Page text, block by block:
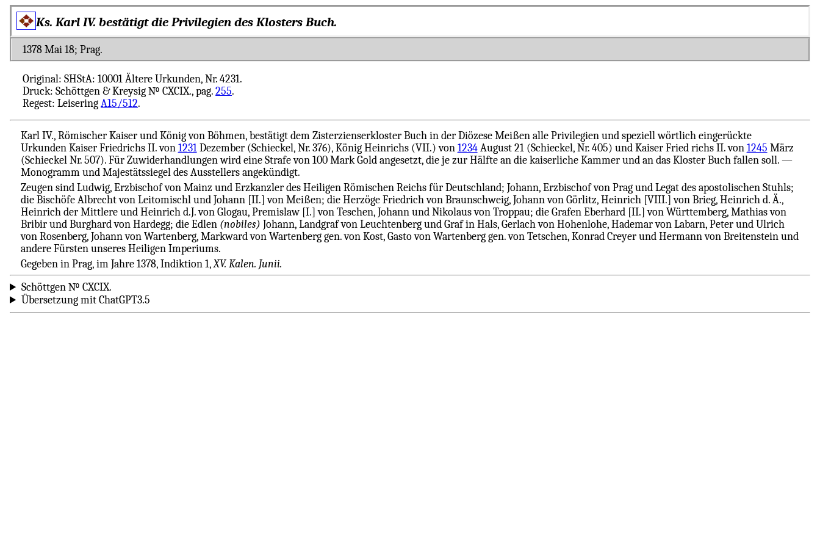
Ks. Karl IV. bestätigt die Privilegien des Klosters Buch.
1378 Mai 18; Prag.
Original: SHStA: 10001 Ältere Urkunden, Nr. 4231.
Druck: Schöttgen & Kreysig № CXCIX., pag.255.
Regest: Leisering A15/512.
Karl IV., Römischer Kaiser und König von Böhmen, bestätigt dem Zisterzienserkloster Buch in der Diözese Meißen alle Privilegien und speziell wörtlich eingerückte
Urkunden Kaiser Friedrichs II. von 1231 Dezember (Schieckel, Nr. 376), König Heinrichs (VII.) von 1234August 21 (Schieckel, Nr. 405) und Kaiser Fried richs II. von 1245 März
(Schieckel Nr. 507). Für Zuwiderhandlungen wird eine Strafe von 100 Mark Gold angesetzt, die je zur Hälfte an die kaiserliche Kammer und an das Kloster Buch fallen soll. —
Monogramm und Majestätssiegel des Ausstellers angekündigt.
Zeugen sind Ludwig, Erzbischof von Mainz und Erzkanzler des Heiligen Römischen Reichs für Deutschland; Johann, Erzbischof von Prag und Legat des apostolischen Stuhls;
die Bischöfe Albrecht von Leitomischl und Johann [II.] von Meißen; die Herzöge Friedrich von Braunschweig, Johann von Görlitz, Heinrich [VIII.] von Brieg, Heinrich d. Ä.,
Heinrich der Mittlere und Heinrich d.J. von Glogau, Premislaw [I.] von Teschen, Johann und Nikolaus von Troppau; die Grafen Eberhard [II.] von Württemberg, Mathias von
Bribir und Burghard von Hardegg; die Edlen (nobiles) Johann, Landgraf von Leuchtenberg und Graf in Hals, Gerlach von Hohenlohe, Hademar von Labarn, Peter und Ulrich
von Rosenberg, Johann von Wartenberg, Markward von Wartenberg gen. von Kost, Gasto von Wartenberg gen. von Tetschen, Konrad Creyer und Hermann von Breitenstein und
andere Fürsten unseres Heiligen Imperiums.
Gegeben in Prag, im Jahre 1378, Indiktion 1,XV. Kalen. Junii.
Schöttgen № CXCIX.
Übersetzung mit ChatGPT3.5